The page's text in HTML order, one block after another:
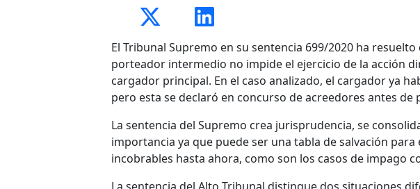
El Tribunal Supremo en su sentencia 699/2020 ha
porteador intermedio no impide el ejercicio de la acción
cargador principal. En el caso analizado, el cargador ya
pero esta se declaró en concurso de acreedores antes
La sentencia del Supremo crea jurisprudencia, se
importancia ya que puede ser una tabla de salvación
incobrables hasta ahora, como son los casos de impago